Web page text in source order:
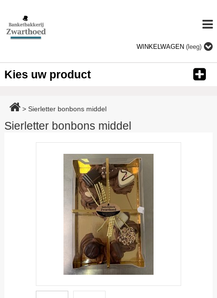
WINKELWAGEN (leeg)
Kies uw product
> Sierletter bonbons middel
Sierletter bonbons middel